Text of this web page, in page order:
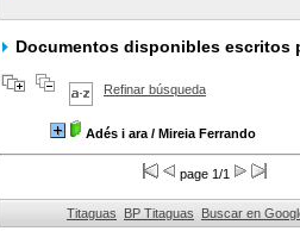
Documentos disponibles escritos
Refinar búsqueda
Adés i ara / Mireia Ferrando
page 1/1
Titaguas BP Titaguas Buscar en